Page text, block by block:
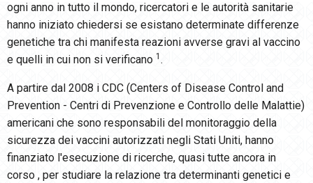
ogni anno in tutto il mondo, ricercatori e le autorità sanitarie
hanno iniziato chiedersi se esistano determinate differenze
genetiche tra chi manifesta reazioni avverse gravi al vaccino
e quelli in cui non si verificano 1 .
A partire dal 2008 i CDC (Centers of Disease Control and
Prevention - Centri di Prevenzione e Controllo delle Malattie)
americani che sono responsabili del monitoraggio della
sicurezza dei vaccini autorizzati negli Stati Uniti, hanno
finanziato l'esecuzione di ricerche, quasi tutte ancora in
corso , per studiare la relazione tra determinanti genetici e